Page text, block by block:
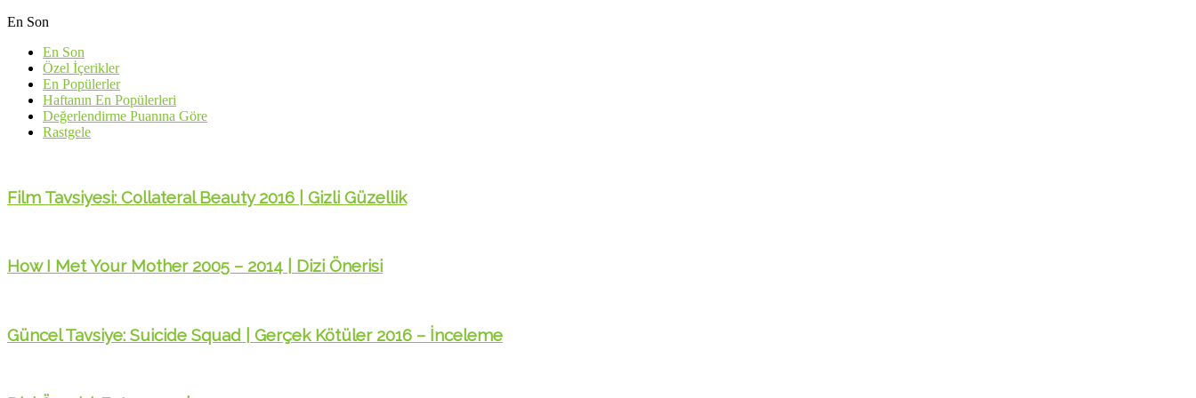
En Son
En Son
Özel İçerikler
En Popülerler
Haftanın En Popülerleri
Değerlendirme Puanına Göre
Rastgele
Film Tavsiyesi: Collateral Beauty 2016 | Gizli Güzellik
How I Met Your Mother 2005 – 2014 | Dizi Önerisi
Güncel Tavsiye: Suicide Squad | Gerçek Kötüler 2016 – İnceleme